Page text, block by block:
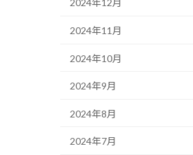
2024年12月
2024年11月
2024年10月
2024年9月
2024年8月
2024年7月